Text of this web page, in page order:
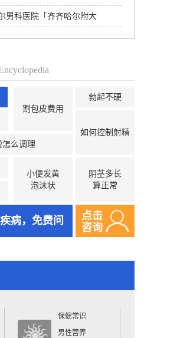
男科医院「齐齐哈尔附大
」收费正规
割包皮费用
怎么调理
小便发黄
泡沫状
勃起不硬
如何控制射精
阴茎多长
算正常
病，免费问
点击
咨询
保健常识
男性营养